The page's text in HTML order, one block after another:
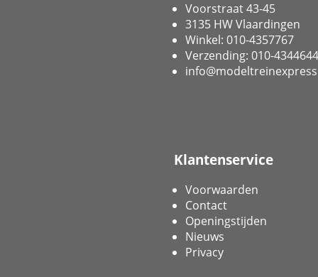
Voorstraat 43-45
3135 HW Vlaardingen
Winkel: 010-4357767
Verzending: 010-4344644
Klantenservice
Voorwaarden
Contact
Openingstijden
Nieuws
Privacy